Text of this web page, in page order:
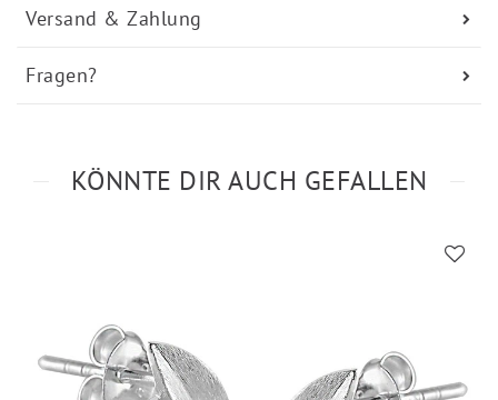
Versand & Zahlung
Fragen?
KÖNNTE DIR AUCH GEFALLEN